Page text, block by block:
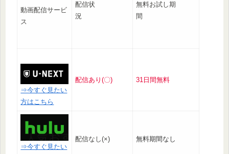
動画配信サービ
ス
配信状
況
無料お試し期
間
⇒今すぐ見たい
方はこちら
配信あり(〇) 31日間無料
⇒今すぐ見たい
配信なし(×) 無料期間なし